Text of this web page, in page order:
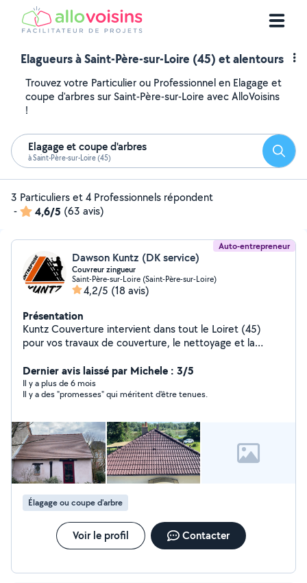
Elagueurs à Saint-Père-sur-Loire (45) et alentours
Trouvez votre Particulier ou Professionnel en Elagage et
coupe d'arbres sur Saint-Père-sur-Loire avec AlloVoisins
!
Elagage et coupe d'arbres
à Saint-Père-sur-Loire (45)
3 Particuliers et 4 Professionnels répondent
-
4,6/5 (63 avis)
Auto-entrepreneur
Dawson Kuntz (DK service)
Couvreur zingueur
Saint-Père-sur-Loire (Saint-Père-sur-Loire)
4,2/5 (18 avis)
Présentation
Kuntz Couverture intervient dans tout le Loiret (45)
pour vos travaux de couverture, le nettoyage et la
traitements anti-mousse, la peinture de toiture et de
façade ainsi que l'entretien extérieur de votre
habitation. Devis gratuit et intervention rapide.
Dernier avis laissé par Michele : 3/5
Il y a plus de 6 mois
Il y a des "promesses" qui méritent d'être tenues.
Élagage ou coupe d'arbre
Voir le profil Contacter